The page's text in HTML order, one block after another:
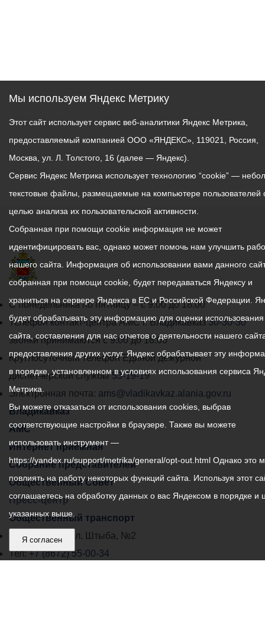
График
работы
администрации
местного
самоуправления
города
Владикавказ:
С понедельника по пятницу – с 9.00 до 18.00
Телефон контакт-центра АМС г. Владикавказ30-30-30
звонки принимаются с 9:00 до 18:00
Круглосуточный телефон Единой дежурной
диспетчерской службы53-19-19
Электронная почта: ams@vladikavkaz.alania.gov.ru
Владикавказ
АМС
Интернет приемная
Собрание представителей
Общественный Совет
Пресс-центр
Общественный транспорт
Владикавказ, пл. Штыба, №2
Тел:+7 (8672) 55-00-34
Мы используем Яндекс Метрику
Этот сайт использует сервис веб-аналитики Яндекс Метрика,
предоставляемый компанией ООО «ЯНДЕКС», 119021, Россия,
Москва, ул. Л. Толстого, 16 (далее — Яндекс).
Сервис Яндекс Метрика использует технологию “cookie” —
текстовые файлы, размещаемые на компьютере пользователей
целью анализа их пользовательской активности.
Собранная при помощи cookie информация не может
идентифицировать вас, однако может помочь нам улучшить
нашего сайта. Информация об использовании вами данного
собранная при помощи cookie, будет передаваться Яндексу и
храниться на сервере Яндекса в ЕС и Российской Федерации.
будет обрабатывать эту информацию для оценки
сайта, составления для нас отчетов о деятельности нашего
предоставления других услуг. Яндекс обрабатывает эту
в порядке, установленном в условиях использования сервиса
Метрика.
Вы можете отказаться от использования cookies, выбрав
соответствующие настройки в браузере. Также вы можете
использовать инструмент —
https://yandex.ru/support/metrika/general/opt-out.html Однако это
повлиять на работу некоторых функций сайта. Используя этот
соглашаетесь на обработку данных о вас Яндексом в порядке и
указанных выше.
Я согласен